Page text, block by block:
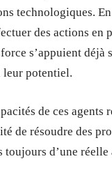
technologiques.
des actions en
s’appuient
leur potentiel.
de ces agents
de résoudre des
toujours d’une réelle